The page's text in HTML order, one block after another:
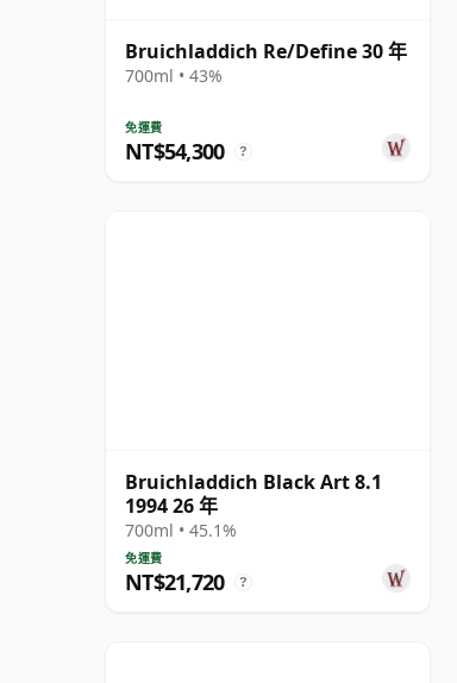
Bruichladdich Re/Define 30 年
700ml • 43%
免運費
NT$54,300 ?
Bruichladdich Black Art 8.1
1994 26 年
700ml • 45.1%
免運費
NT$21,720 ?